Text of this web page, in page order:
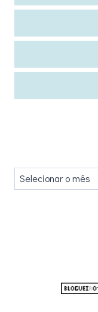
Arquivos